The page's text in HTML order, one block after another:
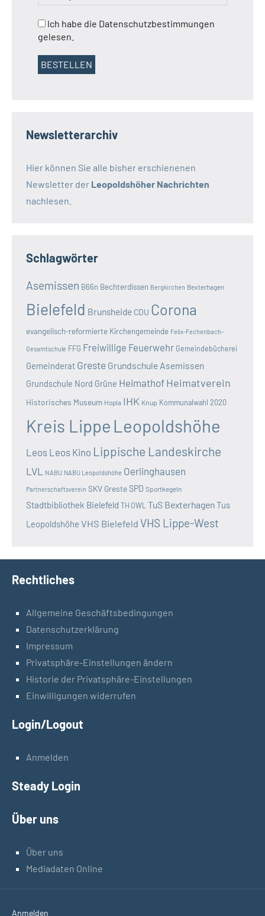
Ich habe die Datenschutzbestimmungen
gelesen.
Newsletterarchiv
Hier können Sie alle bisher erschienenen
Newsletter der Leopoldshöher Nachrichten
nachlesen.
Schlagwörter
Asemissen B66n Bechterdissen Bergkirchen Bexterhagen
Bielefeld Brunsheide CDU Corona
evangelisch-reformierte Kirchengemeinde Felix-Fechenbach-
Gesamtschule FFG Freiwillige Feuerwehr Gemeindebücherei
Gemeinderat Greste Grundschule Asemissen
Grundschule Nord Grüne Heimathof Heimatverein
Historisches Museum Hopla IHK Knup Kommunalwahl 2020
Kreis Lippe Leopoldshöhe
Leos Leos Kino Lippische Landeskirche
LVL NABU NABU Leopoldshöhe Oerlinghausen
Partnerschaftsverein SKV GresteSPD Sportkegeln
Stadtbibliothek Bielefeld TH OWL TuS BexterhagenTus
Leopoldshöhe VHS Bielefeld VHS Lippe-West
Rechtliches
Allgemeine Geschäftsbedingungen
Datenschutzerklärung
Impressum
Privatsphäre-Einstellungen ändern
Historie der Privatsphäre-Einstellungen
Einwilligungen widerrufen
Login/Logout
Anmelden
Steady Login
Über uns
Über uns
Mediadaten Online
Anmelden